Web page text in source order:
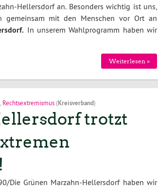
Hellersdorf an. Besonders wichtig ist uns,
gemeinsam mit den Menschen vor Ort an
In unserem Wahlprogramm haben wir
Weiterlesen »
Rechtsextremismus(Kreisverband)
trotzt
Die Grünen Marzahn-Hellersdorf haben wir